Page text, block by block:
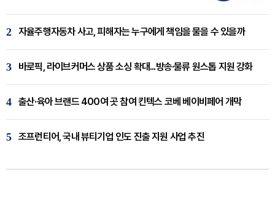
2 자율주행자동차 사고, 피해자는 누구에게 책임을 물을 수 있을까
3 바로픽, 라이브커머스 상품 소싱 확대...방송·물류 원스톱 지원 강화
4 출산·육아 브랜드 400여 곳 참여 킨텍스 코베 베이비페어 개막
5 조프런티어, 국내 뷰티기업 인도 진출 지원 사업 추진